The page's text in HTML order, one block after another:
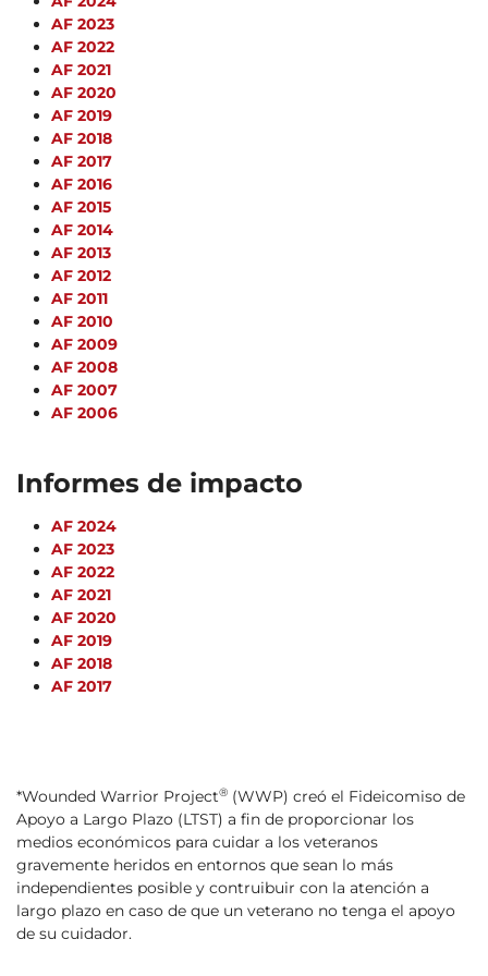
AF 2023
AF 2022
AF 2021
AF 2020
AF 2019
AF 2018
AF 2017
AF 2016
AF 2015
AF 2014
AF 2013
AF 2012
AF 2011
AF 2010
AF 2009
AF 2008
AF 2007
AF 2006
Informes de impacto
AF 2024
AF 2023
AF 2022
AF 2021
AF 2020
AF 2019
AF 2018
AF 2017
*Wounded Warrior Project® (WWP) creó el Fideicomiso de
Apoyo a Largo Plazo (LTST) a fin de proporcionar los
medios económicos para cuidar a los veteranos
gravemente heridos en entornos que sean lo más
independientes posible y contruibuir con la atención a
largo plazo en caso de que un veterano no tenga el apoyo
de su cuidador.